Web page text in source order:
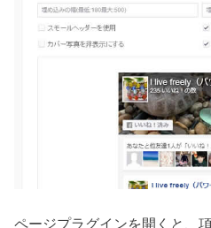
ページプラグインを開くと、